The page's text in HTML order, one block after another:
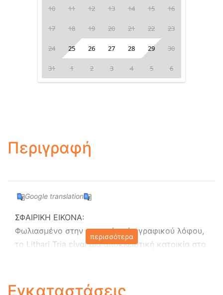
10 11 12 13 14 15 16
17 18 19 20 21 22 23
24 25 26 27 28 29 30
31 1 2 3 4 5 6
Περιγραφή
Google translation
ΣΦΑΙΡΙΚΗ ΕΙΚΟΝΑ:
Φωλιασμένο στην κορυφή ενός γραφικού λόφου,
το Lithari Tria είναι μια αποκλειστική κατοικία στο
παραδοσιακού χωριού Καβαδάδες, προσφέροντας
περισσότερα
Εγκαταστάσεις